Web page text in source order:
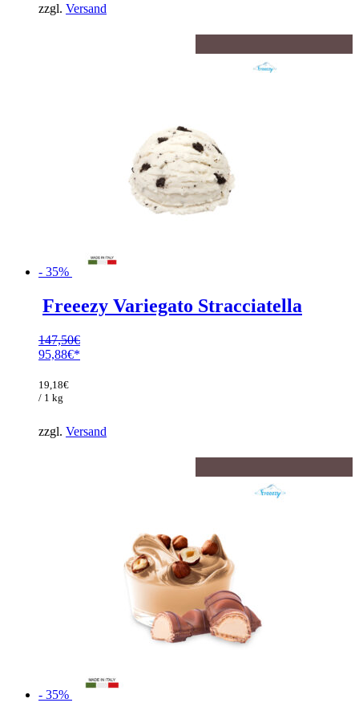
zzgl. Versand
- 35%
Freeezy Variegato Stracciatella
147,50€
Ursprünglicher
war:
147,50€
95,88€
Preis
ist:
19,18€
/ 1 kg
zzgl. Versand
- 35%